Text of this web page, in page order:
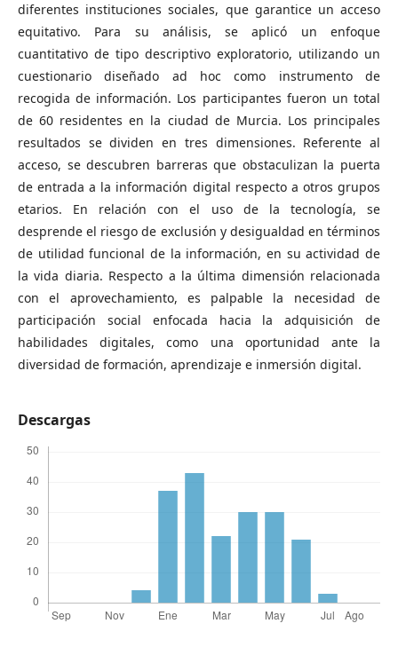
diferentes instituciones sociales, que garantice un acceso
equitativo. Para su análisis, se aplicó un enfoque
cuantitativo de tipo descriptivo exploratorio, utilizando un
cuestionario diseñado ad hoc como instrumento de
recogida de información. Los participantes fueron un total
de 60 residentes en la ciudad de Murcia. Los principales
resultados se dividen en tres dimensiones. Referente al
acceso, se descubren barreras que obstaculizan la puerta
de entrada a la información digital respecto a otros grupos
etarios. En relación con el uso de la tecnología, se
desprende el riesgo de exclusión y desigualdad en términos
de utilidad funcional de la información, en su actividad de
la vida diaria. Respecto a la última dimensión relacionada
con el aprovechamiento, es palpable la necesidad de
participación social enfocada hacia la adquisición de
habilidades digitales, como una oportunidad ante la
diversidad de formación, aprendizaje e inmersión digital.
Descargas